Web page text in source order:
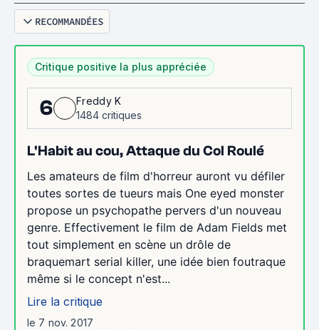
RECOMMANDÉES
Critique positive la plus appréciée
6
Freddy K
1484 critiques
L'Habit au cou, Attaque du Col Roulé
Les amateurs de film d'horreur auront vu défiler
toutes sortes de tueurs mais One eyed monster
propose un psychopathe pervers d'un nouveau
genre. Effectivement le film de Adam Fields met
tout simplement en scène un drôle de
braquemart serial killer, une idée bien foutraque
même si le concept n'est...
Lire la critique
le 7 nov. 2017